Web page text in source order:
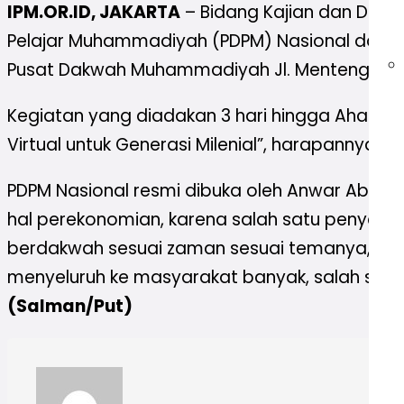
IPM.OR.ID, JAKARTA – Bidang Kajian dan
Pelajar Muhammadiyah (PDPM) Nasional
Pusat Dakwah Muhammadiyah Jl. Menteng
Kegiatan yang diadakan 3 hari hingga Ahad
Virtual untuk Generasi Milenial”, harapannya
PDPM Nasional resmi dibuka oleh Anwar
hal perekonomian, karena salah satu
berdakwah sesuai zaman sesuai temanya,
menyeluruh ke masyarakat banyak, salah
(Salman/Put)